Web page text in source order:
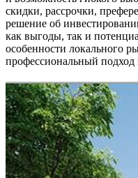
скидки, рассрочки,
решение об
как выгоды, так и
особенности локального
профессиональный подход